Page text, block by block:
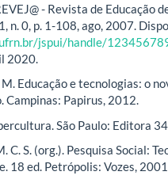
- Revista de Educação
n. 0, p. 1-108, ago, 2007.
jspui/handle/
2020.
M. Educação e tecnologias: o
Campinas: Papirus, 2012.
São Paulo: Editora
C. S. (org.). Pesquisa Social:
18 ed. Petrópolis: Vozes,